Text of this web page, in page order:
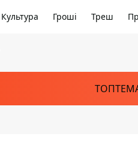
Культура Гроші Треш